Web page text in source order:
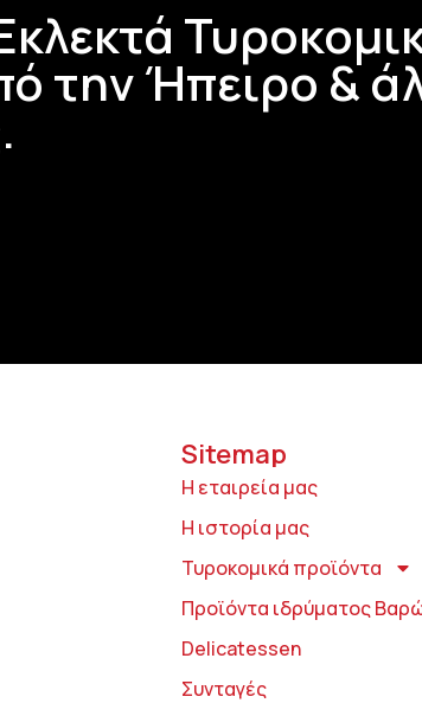
την Ήπειρο &
Sitemap
Η εταιρεία μας
Η ιστορία μας
Τυροκομικά προϊόντα
Προϊόντα ιδρύματος
Delicatessen
Συνταγές